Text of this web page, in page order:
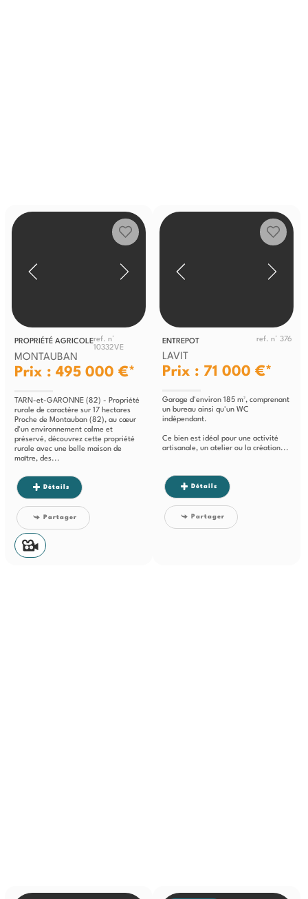
PROPRIÉTÉ AGRICOLEref. n°
10332VE
MONTAUBAN
Prix : 495 000 €*
TARN-et-GARONNE (82) - Propriété
rurale de caractère sur 17 hectares
Proche de Montauban (82), au cœur
d'un environnement calme et
préservé, découvrez cette propriété
rurale avec une belle maison de
maître, des...
Détails
Partager
ENTREPOT ref. n° 376
LAVIT
Prix : 71 000 €*
Garage d'environ 185 m², comprenant
un bureau ainsi qu'un WC
indépendant.
Ce bien est idéal pour une activité
artisanale, un atelier ou la création...
Détails
Partager